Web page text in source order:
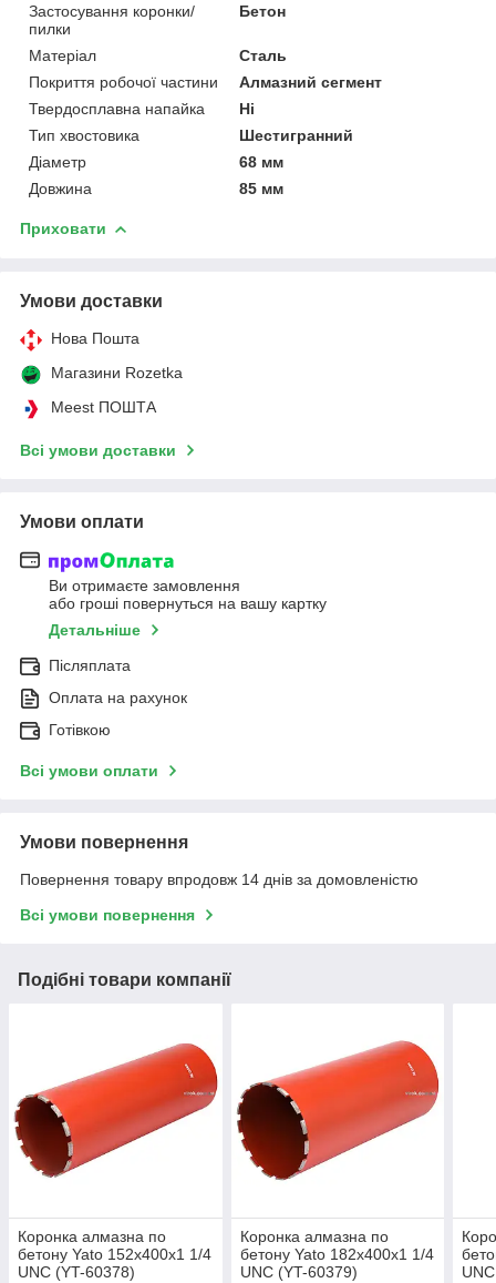
Застосування коронки/
пилки
Бетон
Матеріал
Сталь
Покриття робочої частини
Алмазний сегмент
Твердосплавна напайка
Ні
Тип хвостовика
Шестигранний
Діаметр
68 мм
Довжина
85 мм
Приховати
Умови доставки
Нова Пошта
Магазини Rozetka
Meest ПОШТА
Всі умови доставки
Умови оплати
Ви отримаєте замовлення
або гроші повернуться на вашу картку
Детальніше
Післяплата
Оплата на рахунок
Готівкою
Всі умови оплати
Умови повернення
Повернення товару впродовж 14 днів за домовленістю
Всі умови повернення
Подібні товари компанії
Коронка алмазна по
бетону Yato 152x400x1 1/4
UNC (YT-60378)
Коронка алмазна по
бетону Yato 182x400x1 1/4
UNC (YT-60379)